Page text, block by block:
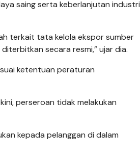
saing serta keberlanjutan industri
terkait tata kelola ekspor sumber
secara resmi,” ujar dia.
ketentuan peraturan
perseroan tidak melakukan
kepada pelanggan di dalam